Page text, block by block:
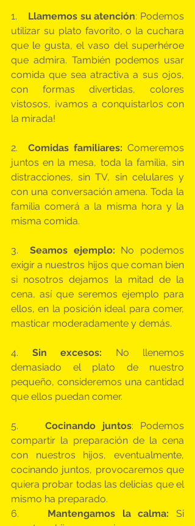
1. Llamemos su atención: Podemos
utilizar su plato favorito, o la cuchara
que le gusta, el vaso del superhéroe
que admira. También podemos usar
comida que sea atractiva a sus ojos,
con formas divertidas, colores
vistosos, ¡vamos a conquistarlos con
la mirada!
2. Comidas familiares: Comeremos
juntos en la mesa, toda la familia, sin
distracciones, sin TV, sin celulares y
con una conversación amena. Toda la
familia comerá a la misma hora y la
misma comida.
3. Seamos ejemplo: No podemos
exigir a nuestros hijos que coman bien
si nosotros dejamos la mitad de la
cena, así que seremos ejemplo para
ellos, en la posición ideal para comer,
masticar moderadamente y demás.
4. Sin excesos: No llenemos
demasiado el plato de nuestro
pequeño, consideremos una cantidad
que ellos puedan comer.
5. Cocinando juntos: Podemos
compartir la preparación de la cena
con nuestros hijos, eventualmente,
cocinando juntos, provocaremos que
quiera probar todas las delicias que el
mismo ha preparado.
6. Mantengamos la calma: Si